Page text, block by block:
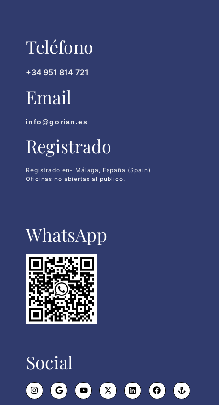
Teléfono
+34 951 814 721
Email
info@gorian.es
Registrado
Registrado en- Málaga, España (Spain)
Oficinas no abiertas al publico.
WhatsApp​
Social